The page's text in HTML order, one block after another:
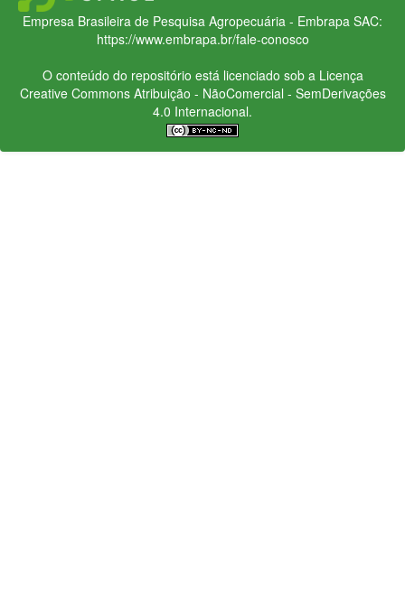
Empresa Brasileira de Pesquisa Agropecuária - Embrapa SAC:
https://www.embrapa.br/fale-conosco
O conteúdo do repositório está licenciado sob a Licença
Creative CommonsAtribuição - NãoComercial - SemDerivações
4.0 Internacional.